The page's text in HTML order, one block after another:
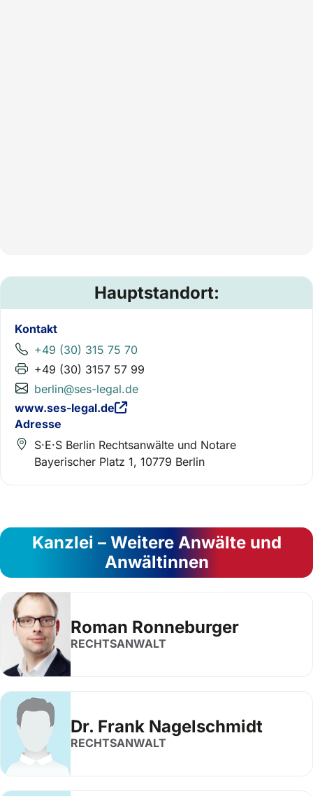
Hauptstandort:
Kontakt
+49 (30) 315 75 70
+49 (30) 3157 57 99
berlin@ses-legal.de
www.ses-legal.de
Adresse
S·E·S Berlin Rechtsanwälte und Notare
Bayerischer Platz 1, 10779 Berlin
Kanzlei – Weitere Anwälte und
Anwältinnen
Roman Ronneburger
RECHTSANWALT
Dr. Frank Nagelschmidt
RECHTSANWALT